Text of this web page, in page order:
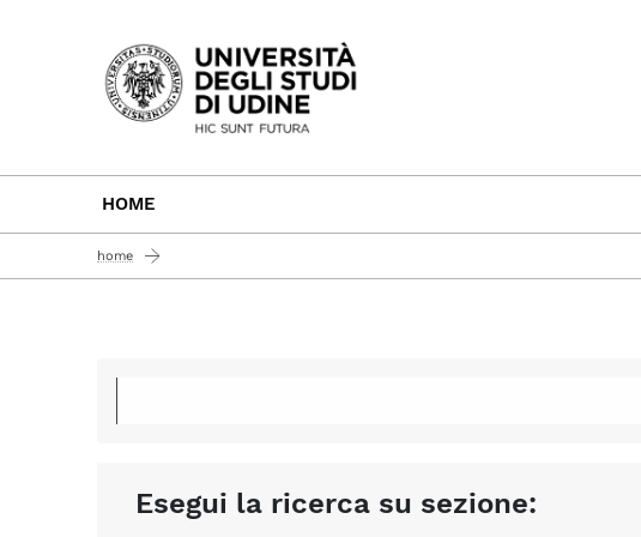
Passa al contenuto principale
HOME
home
Esegui la ricerca su sezione: